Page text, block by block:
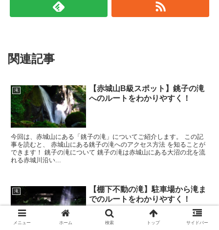
関連記事
滝
【赤城山B級スポット】銚子の滝
へのルートをわかりやすく！
今回は、赤城山にある「銚子の滝」についてご紹介します。 この記
事を読むと、 赤城山にある銚子の滝へのアクセス方法 を知ることが
できます！ 銚子の滝について 銚子の滝は赤城山にある大沼の北を流
れる赤城川沿い...
滝
【棚下不動の滝】駐車場から滝ま
でのルートをわかりやすく！
メニュー ホーム 検索 トップ サイドバー